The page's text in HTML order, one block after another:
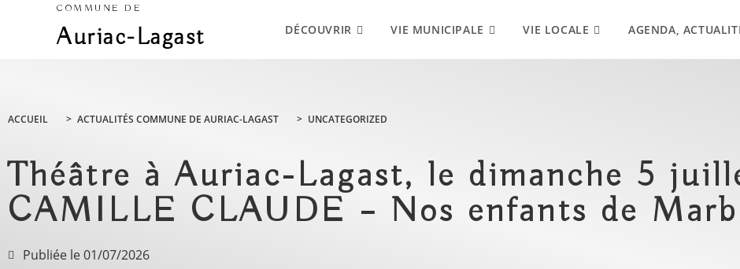
COMMUNE DE
Auriac-Lagast DÉCOUVRIR VIE MUNICIPALE VIE LOCALE AGENDA,
ACCUEIL > ACTUALITÉS COMMUNE DE AURIAC-LAGAST > UNCATEGORIZED
Théâtre à Auriac-Lagast, le dimanche 5
CAMILLE CLAUDE – Nos enfants de
Publiée le01/07/2026